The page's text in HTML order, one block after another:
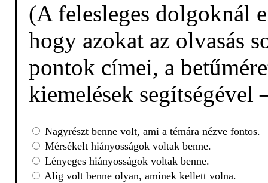
(A felesleges dolgoknál
hogy azokat az olvasás
pontok címei, a
kiemelések
Nagyrészt benne volt, ami a témára nézve fontos.
Mérsékelt hiányosságok voltak benne.
Lényeges hiányosságok voltak benne.
Alig volt benne olyan, aminek kellett volna.